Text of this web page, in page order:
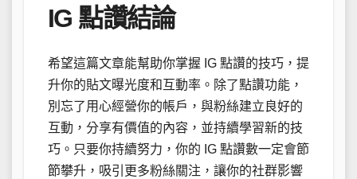
IG 點讚結論
希望這篇文章能幫助你掌握 IG 點讚的技巧，提
升你的貼文曝光度和互動率。除了點讚功能，
別忘了用心經營你的帳戶，與粉絲建立良好的
互動，分享有價值的內容，並持續學習新的技
巧。只要你持續努力，你的 IG 點讚數一定會節
節攀升，吸引更多粉絲關注，讓你的社群影響